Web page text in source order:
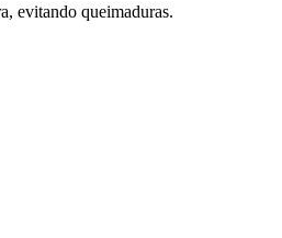
evitando queimaduras.